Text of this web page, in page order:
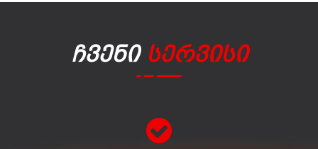
Ჩვენი Სერვისი